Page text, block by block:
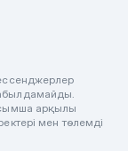
арқылы
мен төлемді